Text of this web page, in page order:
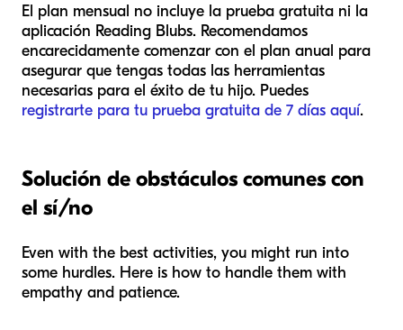
El plan mensual no incluye la prueba gratuita ni la
aplicación Reading Blubs. Recomendamos
encarecidamente comenzar con el plan anual para
asegurar que tengas todas las herramientas
necesarias para el éxito de tu hijo. Puedes
registrarte para tu prueba gratuita de 7 días aquí.
Solución de obstáculos comunes con
el sí/no
Even with the best activities, you might run into
some hurdles. Here is how to handle them with
empathy and patience.